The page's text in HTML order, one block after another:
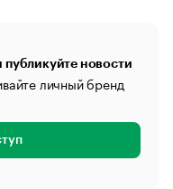
новости
личный бренд